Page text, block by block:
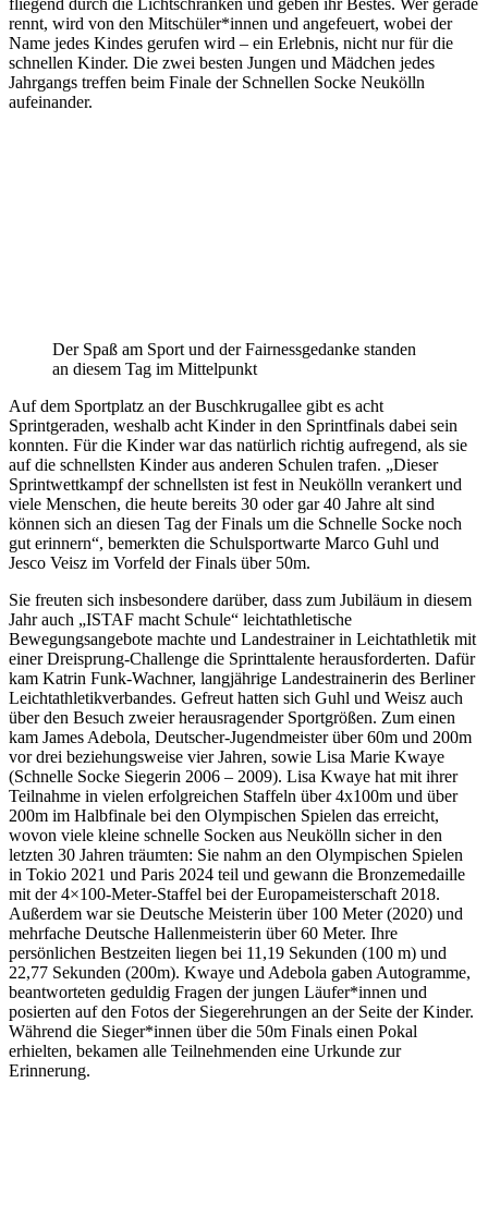
fliegend durch die Lichtschranken und geben ihr Bestes. Wer gerade
rennt, wird von den Mitschüler*innen und angefeuert, wobei der
Name jedes Kindes gerufen wird – ein Erlebnis, nicht nur für die
schnellen Kinder. Die zwei besten Jungen und Mädchen jedes
Jahrgangs treffen beim Finale der Schnellen Socke Neukölln
aufeinander.
Der Spaß am Sport und der Fairnessgedanke standen
an diesem Tag im Mittelpunkt
Auf dem Sportplatz an der Buschkrugallee gibt es acht
Sprintgeraden, weshalb acht Kinder in den Sprintfinals dabei sein
konnten. Für die Kinder war das natürlich richtig aufregend, als sie
auf die schnellsten Kinder aus anderen Schulen trafen. „Dieser
Sprintwettkampf der schnellsten ist fest in Neukölln verankert und
viele Menschen, die heute bereits 30 oder gar 40 Jahre alt sind
können sich an diesen Tag der Finals um die Schnelle Socke noch
gut erinnern“, bemerkten die Schulsportwarte Marco Guhl und
Jesco Veisz im Vorfeld der Finals über 50m.
Sie freuten sich insbesondere darüber, dass zum Jubiläum in diesem
Jahr auch „ISTAF macht Schule“ leichtathletische
Bewegungsangebote machte und Landestrainer in Leichtathletik mit
einer Dreisprung-Challenge die Sprinttalente herausforderten. Dafür
kam Katrin Funk-Wachner, langjährige Landestrainerin des Berliner
Leichtathletikverbandes. Gefreut hatten sich Guhl und Weisz auch
über den Besuch zweier herausragender Sportgrößen. Zum einen
kam James Adebola, Deutscher-Jugendmeister über 60m und 200m
vor drei beziehungsweise vier Jahren, sowie Lisa Marie Kwaye
(Schnelle Socke Siegerin 2006 – 2009). Lisa Kwaye hat mit ihrer
Teilnahme in vielen erfolgreichen Staffeln über 4x100m und über
200m im Halbfinale bei den Olympischen Spielen das erreicht,
wovon viele kleine schnelle Socken aus Neukölln sicher in den
letzten 30 Jahren träumten: Sie nahm an den Olympischen Spielen
in Tokio 2021 und Paris 2024 teil und gewann die Bronzemedaille
mit der 4×100-Meter-Staffel bei der Europameisterschaft 2018.
Außerdem war sie Deutsche Meisterin über 100 Meter (2020) und
mehrfache Deutsche Hallenmeisterin über 60 Meter. Ihre
persönlichen Bestzeiten liegen bei 11,19 Sekunden (100 m) und
22,77 Sekunden (200m). Kwaye und Adebola gaben Autogramme,
beantworteten geduldig Fragen der jungen Läufer*innen und
posierten auf den Fotos der Siegerehrungen an der Seite der Kinder.
Während die Sieger*innen über die 50m Finals einen Pokal
erhielten, bekamen alle Teilnehmenden eine Urkunde zur
Erinnerung.